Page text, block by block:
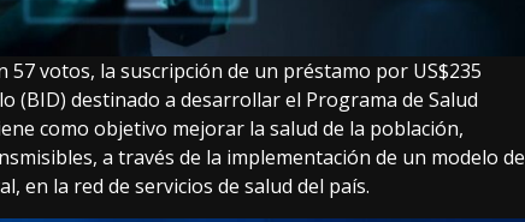
57 votos, la suscripción de un préstamo por US$235
(BID) destinado a desarrollar el Programa de Salud
como objetivo mejorar la salud de la población,
a través de la implementación de un modelo de
en la red de servicios de salud del país.